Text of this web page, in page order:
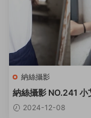
納絲攝影
納絲攝影 NO.241 小
07M]2024-12-08